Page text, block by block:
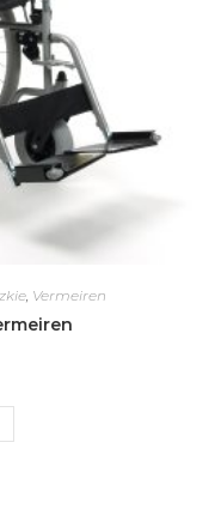
, Vermeiren